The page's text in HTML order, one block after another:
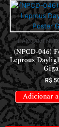
(NPCD-046)
Leprous
R$
Adicionar